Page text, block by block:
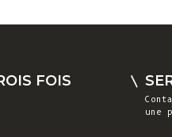
FOIS
une